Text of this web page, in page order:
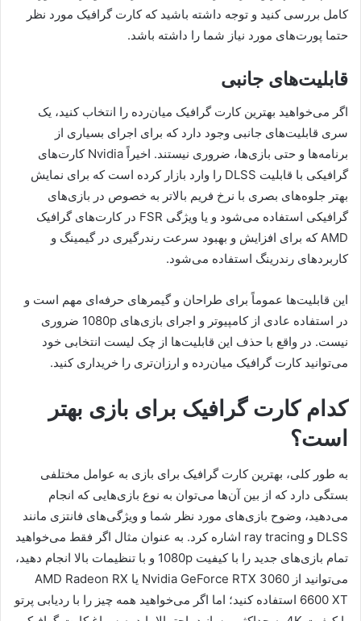
کامل بررسی کنید و توجه داشته باشید که کارت گرافیک مورد نظر
حتما پورت‌های مورد نیاز شما را داشته باشد.
قابلیت‌های جانبی
اگر می‌خواهید بهترین کارت گرافیک میان‌رده را انتخاب کنید، یک
سری قابلیت‌های جانبی وجود دارد که برای اجرای بسیاری از
برنامه‌ها و حتی بازی‌ها، ضروری نیستند. اخیراً Nvidia کارت‌های
گرافیکی با قابلیت DLSS را وارد بازار کرده است که برای نمایش
بهتر جلوه‌های بصری با نرخ فریم بالاتر به خصوص در بازی‌های
گرافیکی استفاده می‌شود و یا ویژگی FSR در کارت‌های گرافیک
AMD که برای افزایش و بهبود سرعت رندرگیری در گیمینگ و
کاربردهای رندرینگ استفاده می‌شود.
این قابلیت‌ها عموماً برای طراحان و گیمرهای حرفه‌ای مهم است و
در استفاده عادی از کامپیوتر و اجرای بازی‌های 1080p ضروری
نیست. در واقع با حذف این قابلیت‌ها از چک‌ لیست انتخابی خود
می‌توانید کارت گرافیک میان‌رده و ارزان‌تری را خریداری کنید.
کدام کارت گرافیک برای بازی بهتر
است؟
به طور کلی، بهترین کارت گرافیک برای بازی به عوامل مختلفی
بستگی دارد که از بین آن‌ها می‌توان به نوع بازی‌هایی که انجام
می‌دهید، وضوح بازی‌های مورد نظر شما و ویژگی‌های فانتزی مانند
DLSS و ray tracing اشاره کرد. به عنوان مثال اگر فقط می‌خواهید
تمام بازی‌های جدید را با کیفیت 1080p و با تنظیمات بالا انجام دهید،
می‌توانید از Nvidia GeForce RTX 3060 یا AMD Radeon RX
6600 XT استفاده کنید؛ اما اگر می‌خواهید همه چیز را با ردیابی پرتو